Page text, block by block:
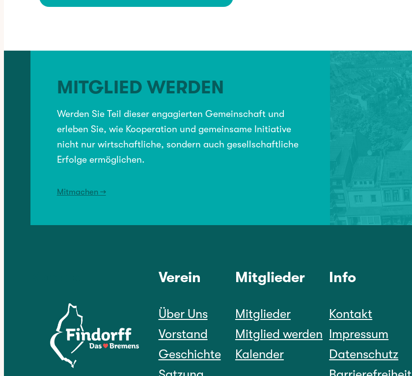
MITGLIED WERDEN
Werden Sie Teil dieser engagierten Gemeinschaft und
erleben Sie, wie Kooperation und gemeinsame Initiative
nicht nur wirtschaftliche, sondern auch gesellschaftliche
Erfolge ermöglichen.
Mitmachen →
Verein
Über Uns
Vorstand
Geschichte
Mitglieder
Mitglieder
Mitglied werden
Kalender
Info
Kontakt
Impressum
Datenschutz